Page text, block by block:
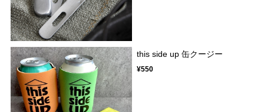
this side up 缶クージー
¥550